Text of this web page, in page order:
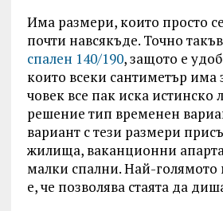
Има размери, които просто
почти навсякъде. Точно
спален 140/190, защото е
които всеки сантиметър има
човек все пак иска истинско
решение тип временен
вариант с тези размери
жилища, ваканционни
малки спални. Най-
е, че позволява стаята да